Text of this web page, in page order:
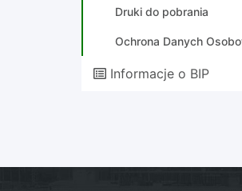
Druki do pobrania
Ochrona Danych
Informacje o BIP